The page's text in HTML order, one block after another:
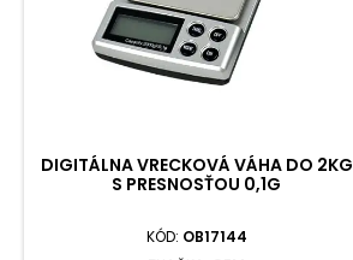
DIGITÁLNA VRECKOVÁ VÁHA DO 2KG
S PRESNOSŤOU 0,1G
KÓD: OB17144